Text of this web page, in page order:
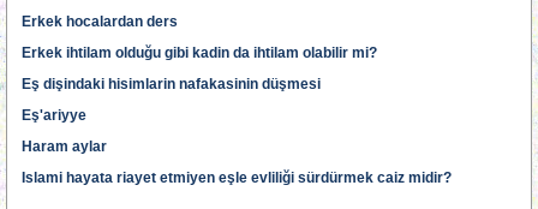
Erkek hocalardan ders
Erkek ihtilam olduğu gibi kadin da ihtilam olabilir mi?
Eş dişindaki hisimlarin nafakasinin düşmesi
Eş'ariyye
Haram aylar
Islami hayata riayet etmiyen eşle evliliği sürdürmek caiz midir?